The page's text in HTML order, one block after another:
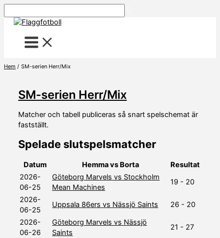
till
Hem SM-serien Herr/Mix
SM-serien Herr/Mix
Matcher och tabell publiceras så snart spelschemat är
fastställt.
Spelade slutspelsmatcher
Datum Hemma vs Borta
Resultat
2026-
06-25
Göteborg Marvels vs Stockholm
Mean Machines
19 - 20
2026-
06-25
Uppsala 86ers vs Nässjö Saints
26 - 20
2026-
06-26
Göteborg Marvels vs Nässjö
Saints
21 - 27